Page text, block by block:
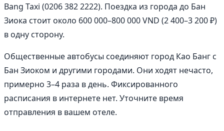
Bang Taxi (0206 382 2222). Поездка из города до Бан
Зиока стоит около 600 000–800 000 VND (2 400–3 200 ₽)
в одну сторону.
Общественные автобусы соединяют город Као Банг с
Бан Зиоком и другими городами. Они ходят нечасто,
примерно 3–4 раза в день. Фиксированного
расписания в интернете нет. Уточните время
отправления в вашем отеле.